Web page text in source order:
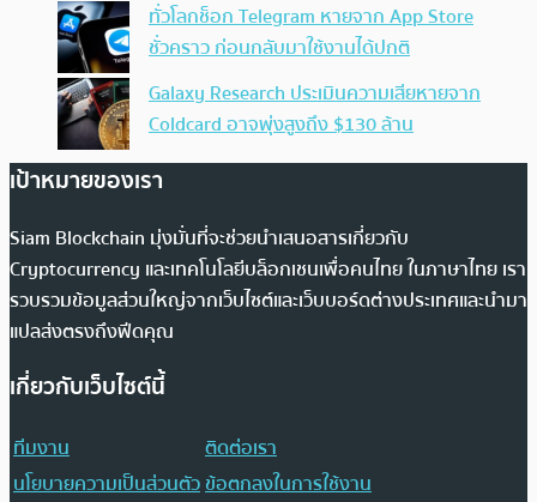
ทั่วโลกช็อก Telegram หายจาก App Store
ชั่วคราว ก่อนกลับมาใช้งานได้ปกติ
Galaxy Research ประเมินความเสียหายจาก
Coldcard อาจพุ่งสูงถึง $130 ล้าน
เป้าหมายของเรา
Siam Blockchain มุ่งมั่นที่จะช่วยนำเสนอสารเกี่ยวกับ
Cryptocurrency และเทคโนโลยีบล็อกเชนเพื่อคนไทย ในภาษาไทย เรา
รวบรวมข้อมูลส่วนใหญ่จากเว็บไซต์และเว็บบอร์ดต่างประเทศและนำมา
แปลส่งตรงถึงฟีดคุณ
เกี่ยวกับเว็บไซต์นี้
ทีมงาน
ติดต่อเรา
นโยบายความเป็นส่วนตัวข้อตกลงในการใช้งาน